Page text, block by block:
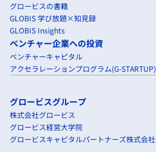
グロービスの書籍
GLOBIS 学び放題×知見録
GLOBIS Insights
ベンチャー企業への投資
ベンチャーキャピタル
アクセラレーションプログラム(G-STARTUP)
グロービスグループ
株式会社グロービス
グロービス経営大学院
グロービスキャピタルパートナーズ株式会社